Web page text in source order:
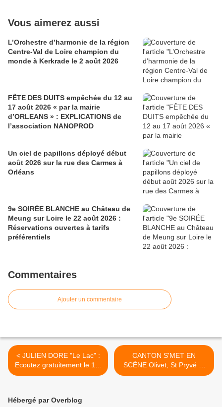
Vous aimerez aussi
L’Orchestre d’harmonie de la région
Centre-Val de Loire champion du
monde à Kerkrade le 2 août 2026
FÊTE DES DUITS empêchée du 12 au
17 août 2026 « par la mairie
d’ORLEANS » : EXPLICATIONS de
l’association NANOPROD
Un ciel de papillons déployé début
août 2026 sur la rue des Carmes à
Orléans
9e SOIRÉE BLANCHE au Château de
Meung sur Loire le 22 août 2026 :
Réservations ouvertes à tarifs
préférentiels
Commentaires
Ajouter un commentaire
< JULIEN DORE "Le Lac" :
Ecoutez gratuitement le 1er
single de son prochain
CANTON S'MET EN
SCÈNE Olivet, St Pryvé St
Mesmin, St Hilaire St
Hébergé par Overblog